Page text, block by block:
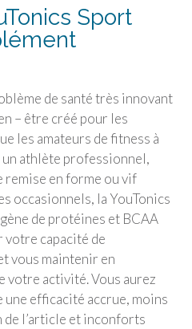
Sport
de santé très innovant
– être créé pour les
les amateurs de fitness à
un athlète professionnel,
en forme ou vif
occasionnels, la YouTonics
de protéines et BCAA
votre capacité de
vous maintenir en
votre activité. Vous aurez
une efficacité accrue, moins
l’article et inconforts